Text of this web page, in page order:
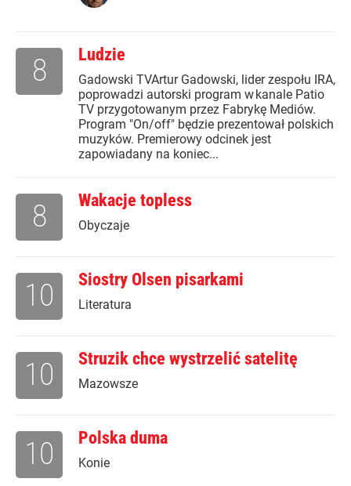
Ludzie
Gadowski TVArtur Gadowski, lider zespołu IRA,
poprowadzi autorski program w kanale Patio
TV przygotowanym przez Fabrykę Mediów.
Program "On/off" będzie prezentował polskich
muzyków. Premierowy odcinek jest
zapowiadany na koniec...
8
Wakacje topless
Obyczaje
8
Siostry Olsen pisarkami
Literatura
10
Struzik chce wystrzelić satelitę
Mazowsze
10
Polska duma
Konie
10